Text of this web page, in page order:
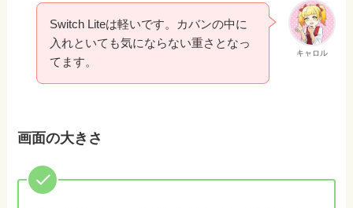
キャロル
Switch Liteは軽いです。カバンの中に
入れといても気にならない重さとなっ
てます。
画面の大きさ